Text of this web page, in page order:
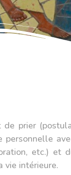
de prier
personnelle
etc.) et
vie intérieure.